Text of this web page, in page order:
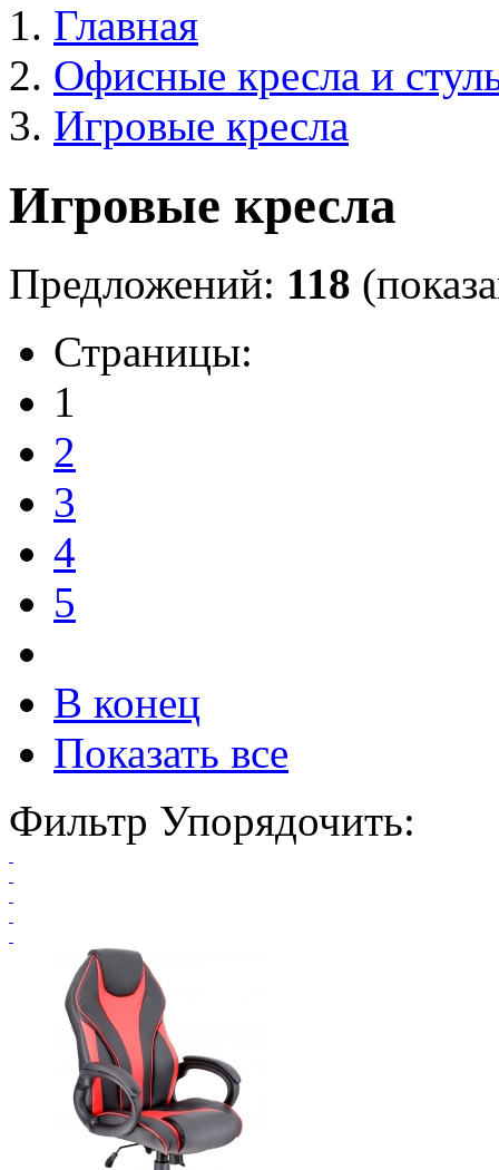
Главная
Офисные кресла и
Игровые кресла
Игровые кресла
Предложений: 118
Страницы:
1
2
3
4
5
В конец
Показать все
Фильтр Упорядочить: